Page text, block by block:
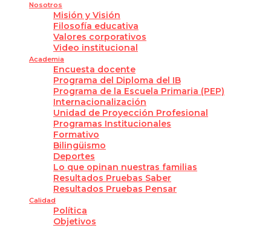
Nosotros
Misión y Visión
Filosofía educativa
Valores corporativos
Video institucional
Academia
Encuesta docente
Programa del Diploma del IB
Programa de la Escuela Primaria (PEP)
Internacionalización
Unidad de Proyección Profesional
Programas Institucionales
Formativo
Bilingüismo
Deportes
Lo que opinan nuestras familias
Resultados Pruebas Saber
Resultados Pruebas Pensar
Calidad
Política
Objetivos